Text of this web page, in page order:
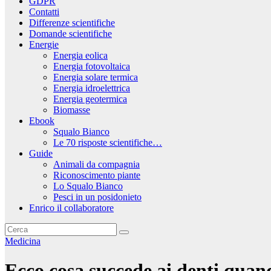
Contatti
Differenze scientifiche
Domande scientifiche
Energie
Energia eolica
Energia fotovoltaica
Energia solare termica
Energia idroelettrica
Energia geotermica
Biomasse
Ebook
Squalo Bianco
Le 70 risposte scientifiche…
Guide
Animali da compagnia
Riconoscimento piante
Lo Squalo Bianco
Pesci in un posidonieto
Enrico il collaboratore
Medicina